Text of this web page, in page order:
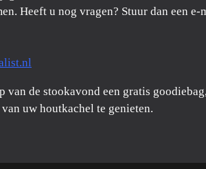
Heeft u nog vragen? Stuur dan een e-
van de stookavond een gratis
uw houtkachel te genieten.